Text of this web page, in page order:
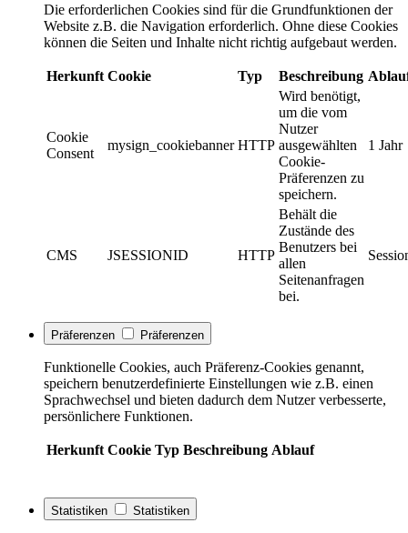
Die erforderlichen Cookies sind für die Grundfunktionen der
Website z.B. die Navigation erforderlich. Ohne diese Cookies
können die Seiten und Inhalte nicht richtig aufgebaut werden.
Herkunft Cookie Typ Beschreibung
Cookie
Consent
mysign_cookiebanner HTTP
Wird benötigt,
um die vom
Nutzer
ausgewählten
Cookie-
Präferenzen zu
speichern.
1 Jahr
CMS JSESSIONID HTTP
Behält die
Zustände des
Benutzers bei
allen
Seitenanfragen
bei.
Präferenzen Präferenzen
Funktionelle Cookies, auch Präferenz-Cookies genannt,
speichern benutzerdefinierte Einstellungen wie z.B. einen
Sprachwechsel und bieten dadurch dem Nutzer verbesserte,
persönlichere Funktionen.
Herkunft Cookie Typ Beschreibung Ablauf
Statistiken Statistiken